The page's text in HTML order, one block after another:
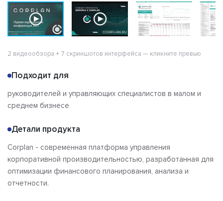
2 видеообзора + 7 скриншотов интерфейса — кликните превью
Подходит для
руководителей и управляющих специалистов в малом и
среднем бизнесе
Детали продукта
Corplan - современная платформа управления
корпоративной производительностью, разработанная для
оптимизации финансового планирования, анализа и
отчетности.